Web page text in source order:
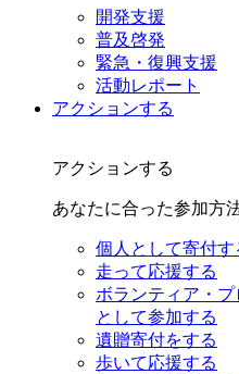
開発支援
普及啓発
緊急・復興支援
活動レポート
アクションする
アクションする
あなたに合った参加方
個人として寄付す
走って応援する
ボランティア・プ
として参加する
遺贈寄付をする
歩いて応援する